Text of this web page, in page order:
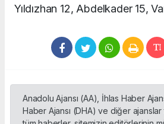
Yıldızhan 12, Abdelkader 15,
Anadolu Ajansı (AA), İhlas Haber
Haber Ajansı (DHA) ve diğer